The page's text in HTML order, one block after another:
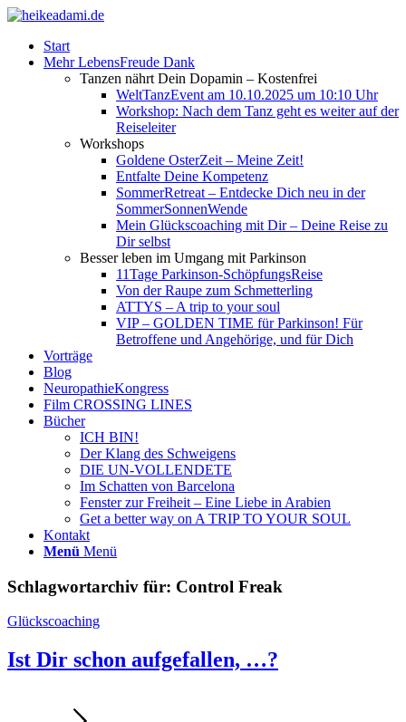
Start
Mehr LebensFreude Dank
Tanzen nährt Dein Dopamin – Kostenfrei
WeltTanzEvent am 10.10.2025 um 10:10 Uhr
Workshop: Nach dem Tanz geht es weiter auf der
Reiseleiter
Workshops
Goldene OsterZeit – Meine Zeit!
Entfalte Deine Kompetenz
SommerRetreat – Entdecke Dich neu in der
SommerSonnenWende
Mein Glückscoaching mit Dir – Deine Reise zu
Dir selbst
Besser leben im Umgang mit Parkinson
11Tage Parkinson-SchöpfungsReise
Von der Raupe zum Schmetterling
ATTYS – A trip to your soul
VIP – GOLDEN TIME für Parkinson! Für
Betroffene und Angehörige, und für Dich
Vorträge
Blog
NeuropathieKongress
Film CROSSING LINES
Bücher
ICH BIN!
Der Klang des Schweigens
DIE UN-VOLLENDETE
Im Schatten von Barcelona
Fenster zur Freiheit – Eine Liebe in Arabien
Get a better way on A TRIP TO YOUR SOUL
Kontakt
Menü Menü
Schlagwortarchiv für: Control Freak
Glückscoaching
Ist Dir schon aufgefallen, …?